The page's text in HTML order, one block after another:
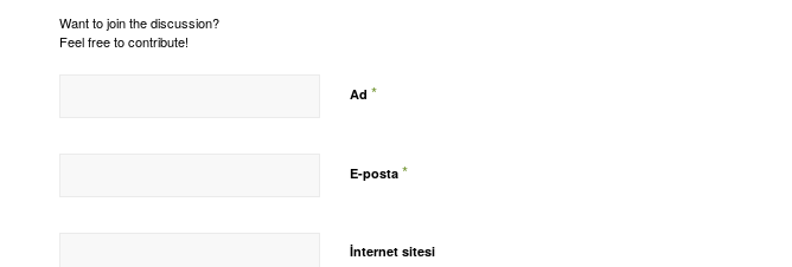
Want to join the discussion?
Feel free to contribute!
Ad *
E-posta *
İnternet sitesi